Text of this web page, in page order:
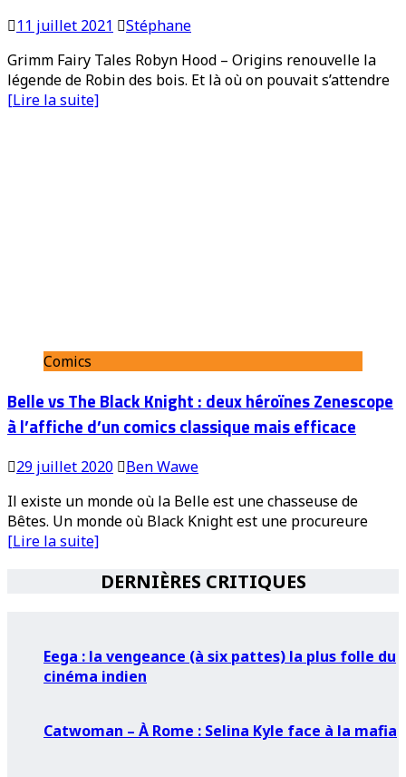
11 juillet 2021
Stéphane
Grimm Fairy Tales Robyn Hood – Origins renouvelle la
légende de Robin des bois. Et là où on pouvait s’attendre
[Lire la suite]
Comics
Belle vs The Black Knight : deux héroïnes Zenescope
à l’affiche d’un comics classique mais efficace
29 juillet 2020
Ben Wawe
Il existe un monde où la Belle est une chasseuse de
Bêtes. Un monde où Black Knight est une procureure
[Lire la suite]
DERNIÈRES CRITIQUES
Eega : la vengeance (à six pattes) la plus folle du
cinéma indien
Catwoman – À Rome : Selina Kyle face à la mafia